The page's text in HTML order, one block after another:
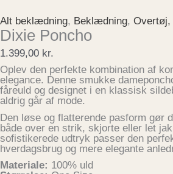
Alt beklædning, Beklædning, Overtøj,
Dixie Poncho
1.399,00 kr.
Oplev den perfekte kombination af
elegance. Denne smukke
fåreuld og designet i en klassisk
aldrig går af mode.
Den løse og flatterende pasform gør
både over en strik, skjorte eller let
sofistikerede udtryk passer den
hverdagsbrug og mere elegante
Materiale: 100% uld